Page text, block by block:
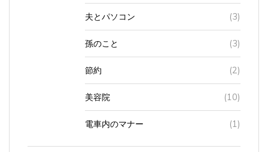
夫とパソコン (3)
孫のこと (3)
節約 (2)
美容院 (10)
電車内のマナー (1)